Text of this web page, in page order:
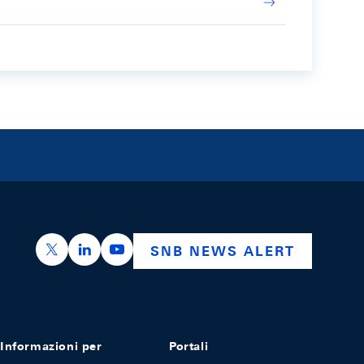
https://x.com/snb_bns
https://ch.linkedin.com/company/swiss-
https://www.youtube.com/
SNB NEWS ALERT
Informazioni per Portali